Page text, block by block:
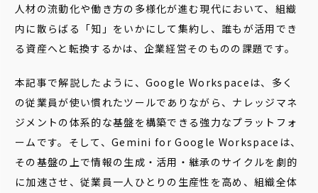
人材の流動化や働き方の多様化が進む現代において、組織
内に散らばる「知」をいかにして集約し、誰もが活用でき
る資産へと転換するかは、企業経営そのものの課題です。
本記事で解説したように、Google Workspaceは、多く
の従業員が使い慣れたツールでありながら、ナレッジマネ
ジメントの体系的な基盤を構築できる強力なプラットフォ
ームです。そして、Gemini for Google Workspaceは、
その基盤の上で情報の生成・活用・継承のサイクルを劇的
に加速させ、従業員一人ひとりの生産性を高め、組織全体